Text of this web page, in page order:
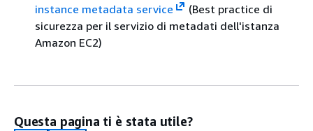
instance metadata service
(Best practice di
sicurezza per il servizio di metadati dell'istanza
Amazon EC2)
Questa pagina ti è stata utile?